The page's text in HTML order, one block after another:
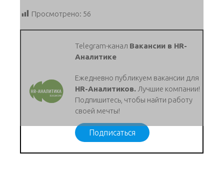
Просмотрено: 56
Telegram-канал Вакансии в HR-
Аналитике
Ежедневно публикуем вакансии для
HR-Аналитиков. Лучшие компании!
Подпишитесь, чтобы найти работу
своей мечты!
Подписаться